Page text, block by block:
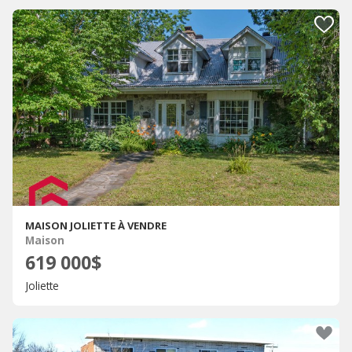
MAISON JOLIETTE À VENDRE
Maison
619 000$
Joliette